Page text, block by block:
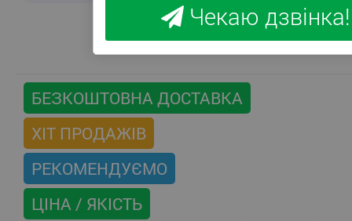
БЕЗКОШТОВНА ДОСТАВКА
ХІТ ПРОДАЖІВ
РЕКОМЕНДУЄМО
ЦІНА / ЯКІСТЬ
Чекаю дзвінка!